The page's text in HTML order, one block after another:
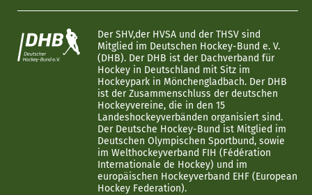
Der SHV,der HVSA und der THSV sind
Mitglied im Deutschen Hockey-Bund e. V.
(DHB). Der DHB ist der Dachverband für
Hockey in Deutschland mit Sitz im
Hockeypark in Mönchengladbach. Der DHB
ist der Zusammenschluss der deutschen
Hockeyvereine, die in den 15
Landeshockeyverbänden organisiert sind.
Der Deutsche Hockey-Bund ist Mitglied im
Deutschen Olympischen Sportbund, sowie
im Welthockeyverband FIH (Fédération
Internationale de Hockey) und im
europäischen Hockeyverband EHF (European
Hockey Federation).